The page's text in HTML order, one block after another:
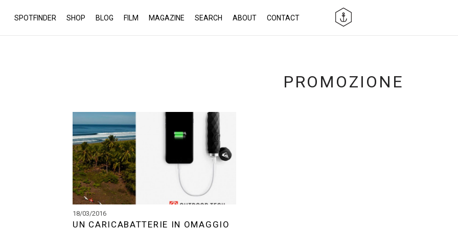
SPOTFINDER SHOP BLOG FILM MAGAZINE SEARCH ABOUT CONTACT
PROMOZIONE
18/03/2016
UN CARICABATTERIE IN OMAGGIO